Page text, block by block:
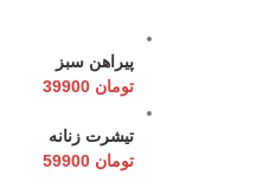
پیراهن سبز
تومان 39900
تیشرت زنانه
تومان 59900